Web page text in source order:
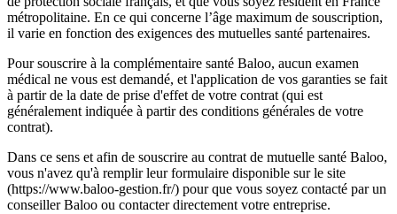
métropolitaine. En ce qui concerne l’âge maximum de souscription,
il varie en fonction des exigences des mutuelles santé partenaires.
Pour souscrire à la complémentaire santé Baloo, aucun examen
médical ne vous est demandé, et l'application de vos garanties se fait
à partir de la date de prise d'effet de votre contrat (qui est
généralement indiquée à partir des conditions générales de votre
contrat).
Dans ce sens et afin de souscrire au contrat de mutuelle santé Baloo,
vous n'avez qu'à remplir leur formulaire disponible sur le site
(https://www.baloo-gestion.fr/) pour que vous soyez contacté par un
conseiller Baloo ou contacter directement votre entreprise.